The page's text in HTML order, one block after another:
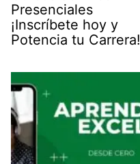
Presenciales
¡Inscríbete hoy y
Potencia tu Carrera!